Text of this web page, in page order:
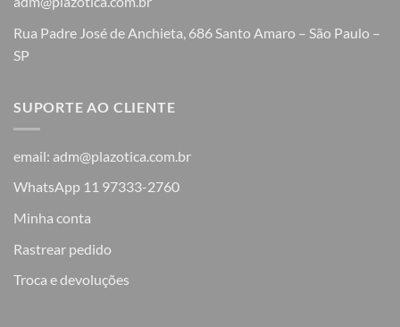
Rua Padre José de Anchieta, 686 Santo Amaro – São Paulo –
SP
SUPORTE AO CLIENTE
email: adm@plazotica.com.br
WhatsApp 11 97333-2760
Minha conta
Rastrear pedido
Troca e devoluções